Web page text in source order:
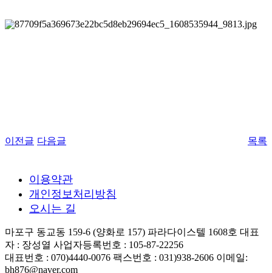
이전글 다음글 목록
이용약관
개인정보처리방침
오시는 길
마포구 동교동 159-6 (양화로 157) 파라다이스텔 1608호 대표
자 : 장성열 사업자등록번호 : 105-87-22256
대표번호 : 070)4440-0076 팩스번호 : 031)938-2606 이메일:
bh876@naver.com